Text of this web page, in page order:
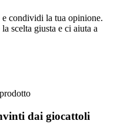
condividi la tua opinione.
scelta giusta e ci aiuta a
dai giocattoli